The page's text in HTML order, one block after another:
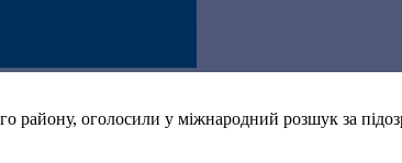
району, оголосили у міжнародний розшук за